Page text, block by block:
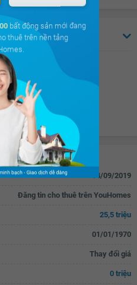
Đèn ngủ
Tủ bếp
Máy hút mùi
Toilet
Bồn rửa mặt
Đèn ốp trần phòng khách
14/09/2019
Đăng tin cho thuê trên YouHomes
25,5 triệu
01/01/1970
Thay đổi giá
0 triệu
bất động sản mới đang
thuê trên nền tảng